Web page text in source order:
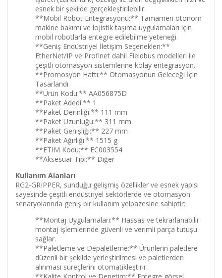
esnek bir şekilde gerçekleştirilebilir.
**Mobil Robot Entegrasyonu:** Tamamen otonom
makine bakımı ve lojistik taşıma uygulamaları için
mobil robotlarla entegre edilebilme yeteneği.
**Geniş Endüstriyel İletişim Seçenekleri:**
EtherNet/IP ve Profinet dahil Fieldbus modelleri ile
çeşitli otomasyon sistemlerine kolay entegrasyon.
**Promosyon Hattı:** Otomasyonun Geleceği İçin
Tasarlandı.
**Ürün Kodu:** AA056875D
**Paket Adedi:** 1
**Paket Derinliği:** 111 mm
**Paket Uzunluğu:** 311 mm
**Paket Genişliği:** 227 mm
**Paket Ağırlığı:** 1515 g
**ETIM Kodu:** EC003554
**Aksesuar Tipi:** Diğer
Kullanım Alanları
RG2-GRIPPER, sunduğu gelişmiş özellikler ve esnek yapısı
sayesinde çeşitli endüstriyel sektörlerde ve otomasyon
senaryolarında geniş bir kullanım yelpazesine sahiptir:
**Montaj Uygulamaları:** Hassas ve tekrarlanabilir
montaj işlemlerinde güvenli ve verimli parça tutuşu
sağlar.
**Paletleme ve Depaletleme:** Ürünlerin paletlere
düzenli bir şekilde yerleştirilmesi ve paletlerden
alınması süreçlerini otomatikleştirir.